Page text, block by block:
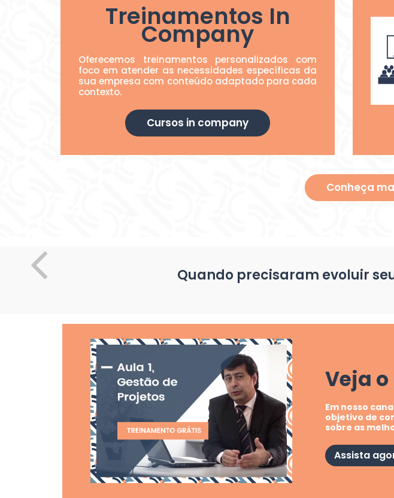
Treinamentos In
Company
Oferecemos treinamentos personalizados com
foco em atender as necessidades específicas da
sua empresa com conteúdo adaptado para cada
contexto.
Cursos in company
Conheça
Quando precisaram evoluir
Veja
Em nosso
objetivo de
sobre as
Assista